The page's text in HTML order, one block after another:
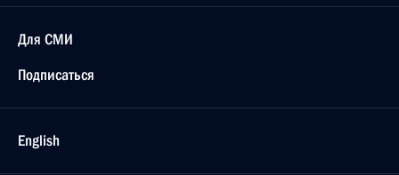
Для СМИ
Подписаться
English